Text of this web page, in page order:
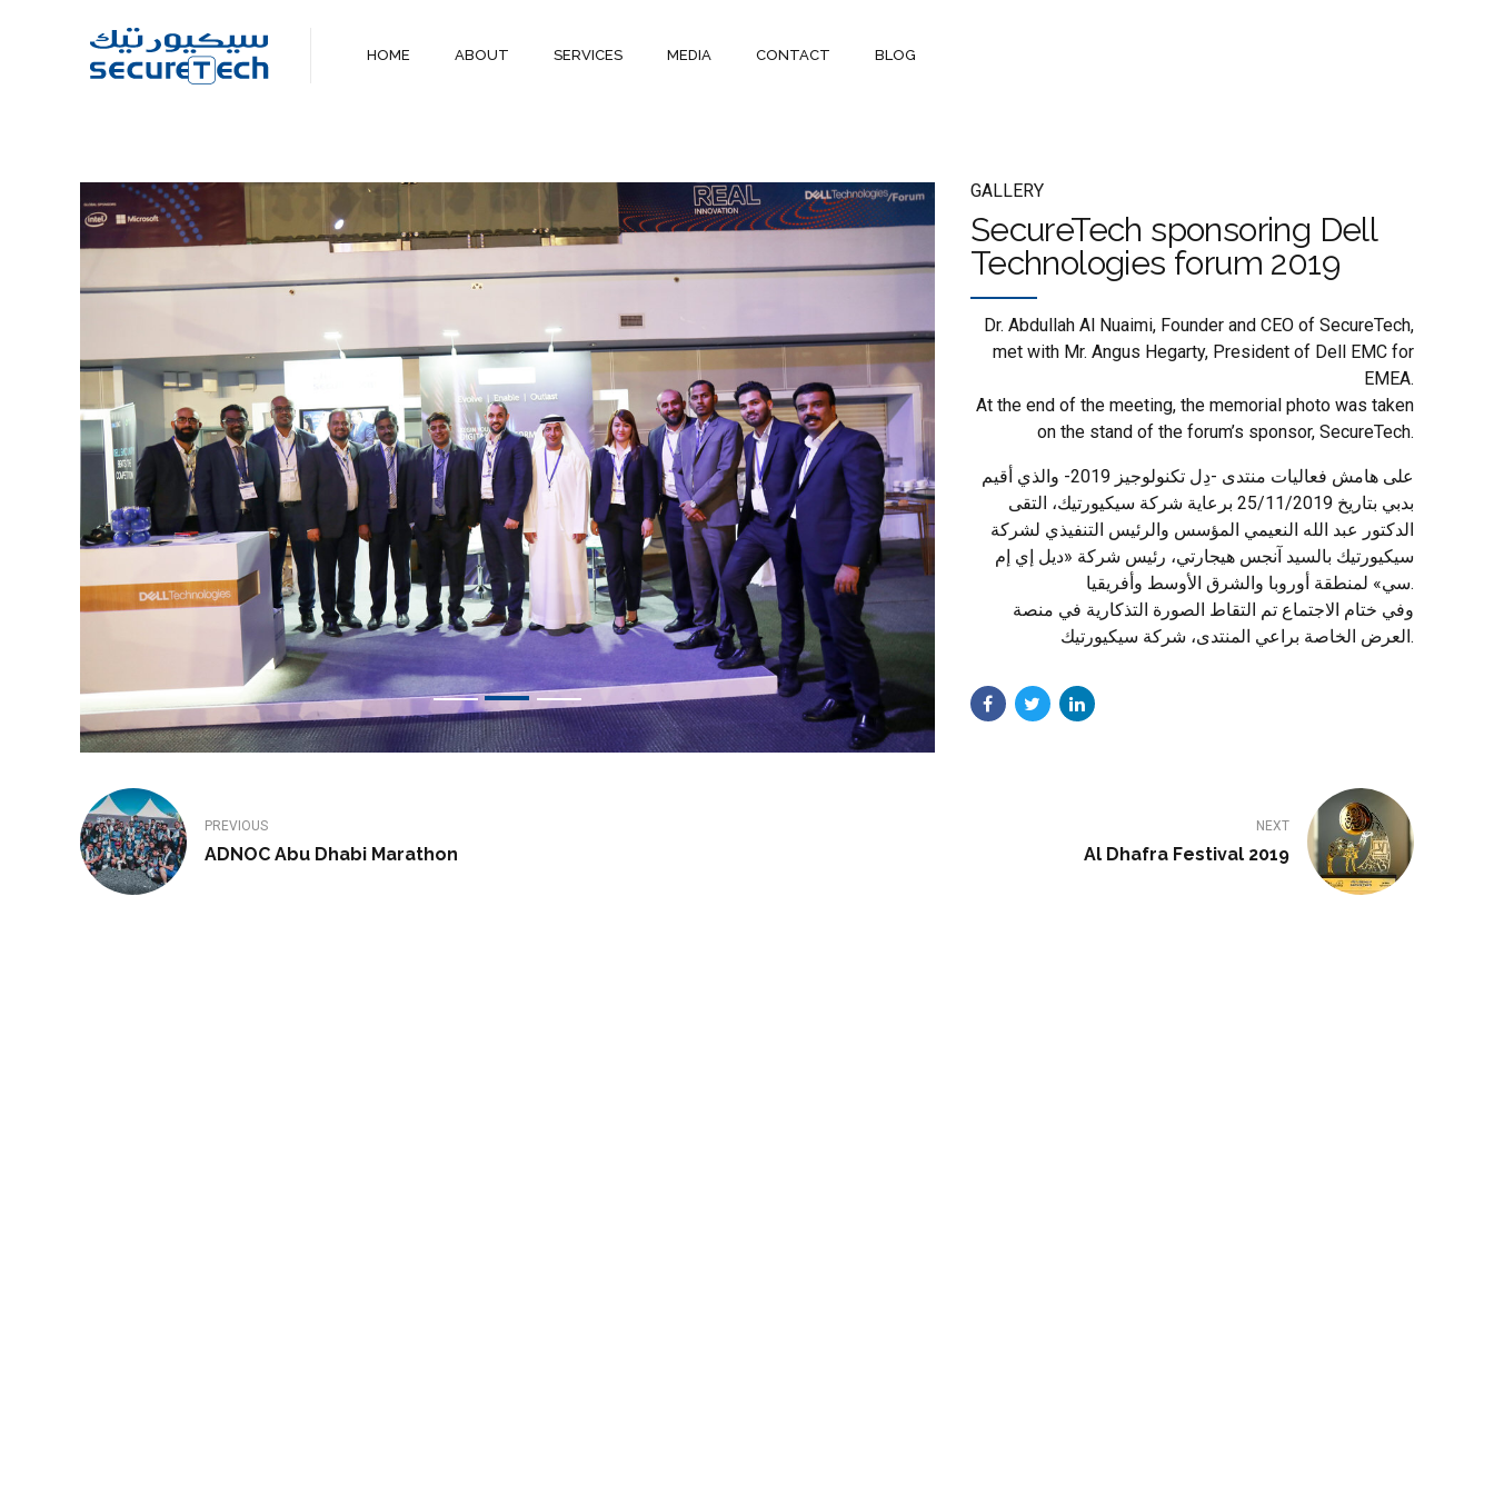
HOME ABOUT SERVICES MEDIA CONTACT BLOG
GALLERY
SecureTech sponsoring Dell
Technologies forum 2019
Dr. Abdullah Al Nuaimi, Founder and CEO of SecureTech,
met with Mr. Angus Hegarty, President of Dell EMC for
EMEA.
At the end of the meeting, the memorial photo was taken
on the stand of the forum’s sponsor, SecureTech.
على هامش فعاليات منتدى -دِل تكنولوجيز 2019- والذي أقيم
بدبي بتاريخ 25/11/2019 برعاية شركة سيكيورتيك، التقى
الدكتور عبد الله النعيمي المؤسس والرئيس التنفيذي لشركة
سيكيورتيك بالسيد آنجس هيجارتي، رئيس شركة «ديل إي إم
سي» لمنطقة أوروبا والشرق الأوسط وأفريقيا.
وفي ختام الاجتماع تم التقاط الصورة التذكارية في منصة
العرض الخاصة براعي المنتدى، شركة سيكيورتيك.
PREVIOUS
ADNOC Abu Dhabi Marathon
NEXT
Al Dhafra Festival 2019